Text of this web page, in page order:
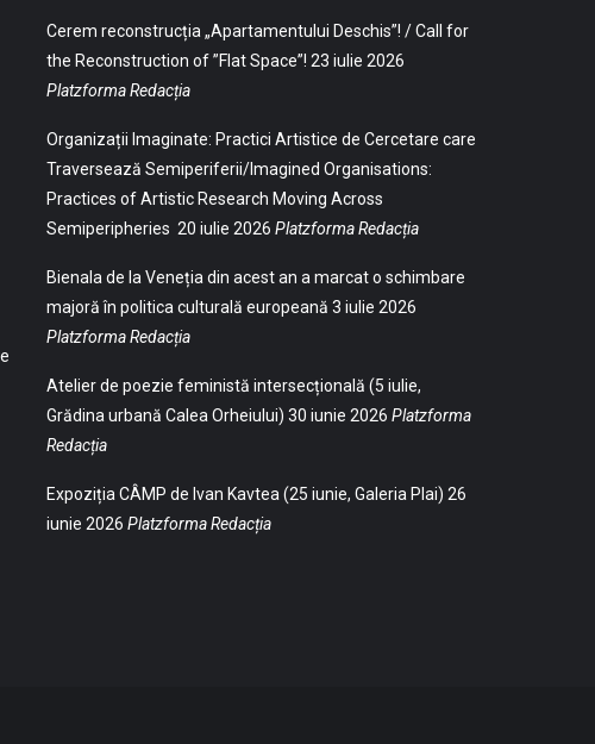
Cerem reconstrucția „Apartamentului Deschis”! / Call for
the Reconstruction of ”Flat Space”! 23 iulie 2026
Platzforma Redacția
Organizații Imaginate: Practici Artistice de Cercetare care
Traversează Semiperiferii/Imagined Organisations:
Practices of Artistic Research Moving Across
Semiperipheries 20 iulie 2026 Platzforma Redacția
Bienala de la Veneția din acest an a marcat o schimbare
majoră în politica culturală europeană 3 iulie 2026
Platzforma Redacția
Atelier de poezie feministă intersecțională (5 iulie,
Grădina urbană Calea Orheiului) 30 iunie 2026 Platzforma
Redacția
Expoziția CÂMP de Ivan Kavtea (25 iunie, Galeria Plai) 26
iunie 2026 Platzforma Redacția